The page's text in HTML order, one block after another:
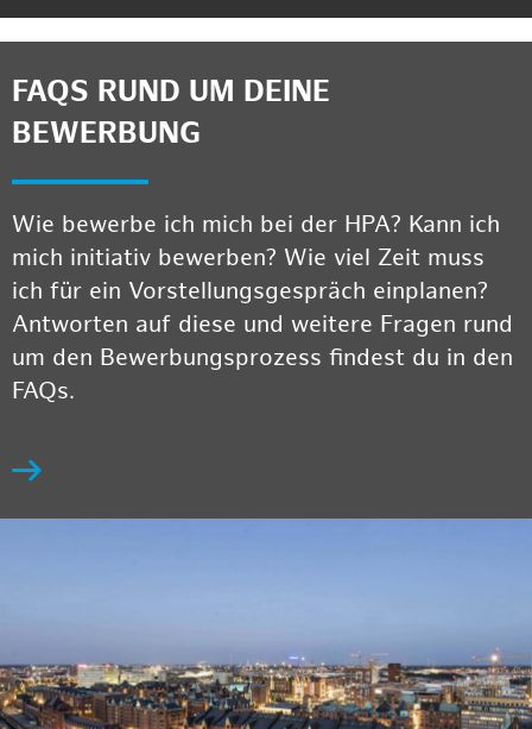
FAQS RUND UM DEINE
BEWERBUNG
Wie bewerbe ich mich bei der HPA? Kann ich
mich initiativ bewerben? Wie viel Zeit muss
ich für ein Vorstellungsgespräch einplanen?
Antworten auf diese und weitere Fragen rund
um den Bewerbungsprozess findest du in den
FAQs.